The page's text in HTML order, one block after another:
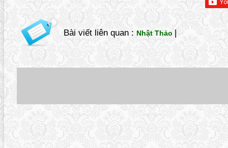
Bài viết liên quan : Nhật Thảo